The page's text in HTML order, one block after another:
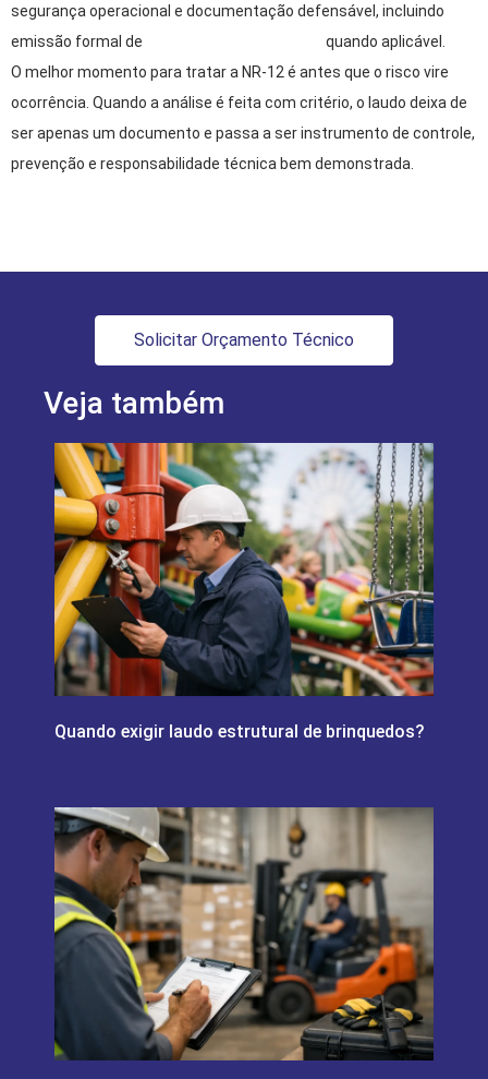
segurança operacional e documentação defensável, incluindo
emissão formal de
quando aplicável.
O melhor momento para tratar a NR-12 é antes que o risco vire
ocorrência. Quando a análise é feita com critério, o laudo deixa de
ser apenas um documento e passa a ser instrumento de controle,
prevenção e responsabilidade técnica bem demonstrada.
Solicitar Orçamento Técnico
Veja também
Quando exigir laudo estrutural de brinquedos?